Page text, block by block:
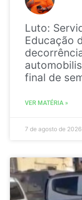
Luto:
Educação
final de
VER MATÉRIA »
7 de agosto de 2026